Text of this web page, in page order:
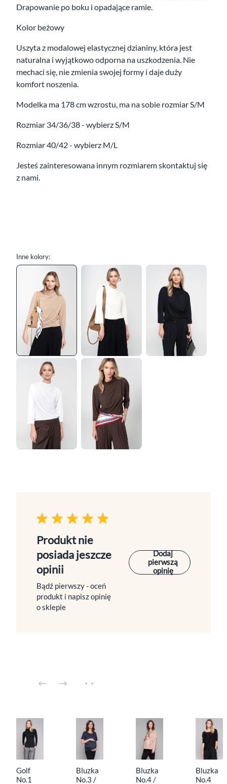
Drapowanie po boku i opadające ramie.
Kolor beżowy
Uszyta z modalowej elastycznej dzianiny, która jest
naturalna i wyjątkowo odporna na uszkodzenia. Nie
mechaci się, nie zmienia swojej formy i daje duży
komfort noszenia.
Modelka ma 178 cm wzrostu, ma na sobie rozmiar S/M
Rozmiar 34/36/38 - wybierz S/M
Rozmiar 40/42 - wybierz M/L
Jesteś zainteresowana innym rozmiarem skontaktuj się
z nami.
Inne kolory:
Produkt nie
posiada jeszcze
opinii
Bądź pierwszy - oceń
produkt i napisz opinię
o sklepie
Dodaj
pierwszą
opinię
Golf
No.1
Bluzka
No.3 /
Bluzka
No.4 /
Bluzka
No.4